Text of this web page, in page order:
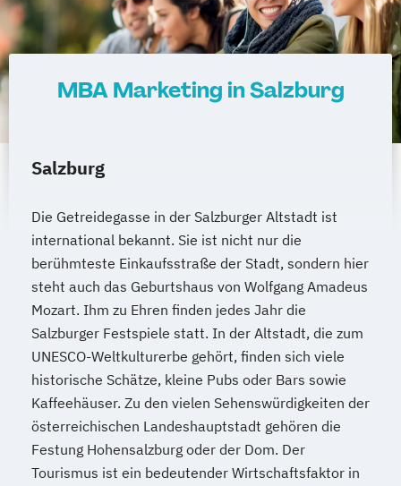
MBA Marketing in Salzburg
Salzburg
Die Getreidegasse in der Salzburger Altstadt ist
international bekannt. Sie ist nicht nur die
berühmteste Einkaufsstraße der Stadt, sondern hier
steht auch das Geburtshaus von Wolfgang Amadeus
Mozart. Ihm zu Ehren finden jedes Jahr die
Salzburger Festspiele statt. In der Altstadt, die zum
UNESCO-Weltkulturerbe gehört, finden sich viele
historische Schätze, kleine Pubs oder Bars sowie
Kaffeehäuser. Zu den vielen Sehenswürdigkeiten der
österreichischen Landeshauptstadt gehören die
Festung Hohensalzburg oder der Dom. Der
Tourismus ist ein bedeutender Wirtschaftsfaktor in